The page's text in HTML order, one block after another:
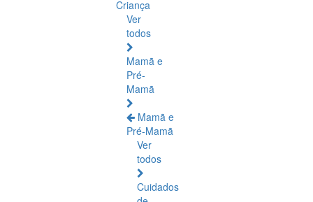
Criança
Ver
todos
Mamã e
Pré-
Mamã
Mamã e
Pré-Mamã
Ver
todos
Cuidados